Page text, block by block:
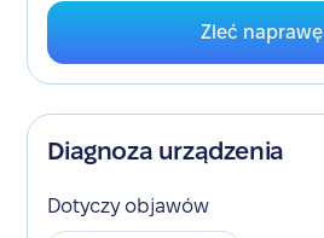
Zleć naprawę
Diagnoza urządzenia
Dotyczy objawów